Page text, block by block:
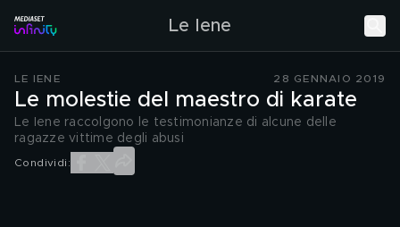
Le Iene
LE IENE 28 GENNAIO 2019
Le molestie del maestro di karate
Le Iene raccolgono le testimonianze di alcune delle
ragazze vittime degli abusi
Condividi: